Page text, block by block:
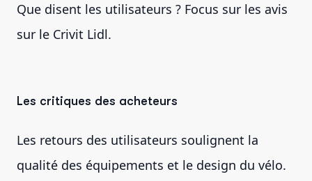
Que disent les utilisateurs ? Focus sur les avis
sur le Crivit Lidl.
Les critiques des acheteurs
Les retours des utilisateurs soulignent la
qualité des équipements et le design du vélo.